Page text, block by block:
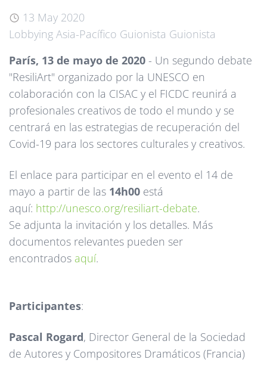
13 May 2020
Lobbying Asia-Pacífico Guionista Guionista
París, 13 de mayo de 2020 - Un segundo debate
"ResiliArt" organizado por la UNESCO en
colaboración con la CISAC y el FICDC reunirá a
profesionales creativos de todo el mundo y se
centrará en las estrategias de recuperación del
Covid-19 para los sectores culturales y creativos.
El enlace para participar en el evento el 14 de
mayo a partir de las 14h00 está
aquí: http://unesco.org/resiliart-debate.
Se adjunta la invitación y los detalles. Más
documentos relevantes pueden ser
encontrados aquí.
Participantes:
Pascal Rogard, Director General de la Sociedad
de Autores y Compositores Dramáticos (Francia)